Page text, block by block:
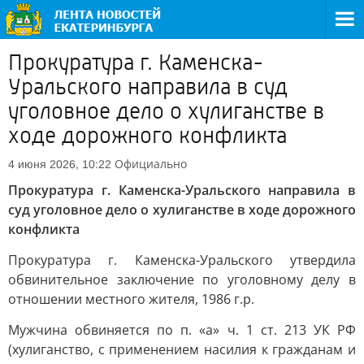
Прокуратура г. Каменска-
Уральского направила в суд
уголовное дело о хулиганстве в
ходе дорожного конфликта
4 июня 2026, 10:22 Официально
Прокуратура г. Каменска-Уральского направила в
суд уголовное дело о хулиганстве в ходе дорожного
конфликта
Прокуратура г. Каменска-Уральского утвердила
обвинительное заключение по уголовному делу в
отношении местного жителя, 1986 г.р.
Мужчина обвиняется по п. «а» ч. 1 ст. 213 УК РФ
(хулиганство, с применением насилия к гражданам и